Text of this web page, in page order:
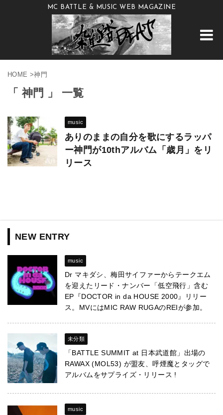
MC BATTLE & MUSIC WEB MAGAZINE
HOME >神門
「 神門 」 一覧
music
ありのままの自分を歌にするラッパ
ー神門が10thアルバム「歳月」をリ
リース
NEW ENTRY
music
Dr マキダシ、梅田サイファーからテークエム
を迎えたリード・ナンバー「低空飛行」含む
EP『DOCTOR in da HOUSE 2000』リリー
ス。MVにはMIC RAW RUGAのREIが参加。
未分類
「BATTLE SUMMIT at 日本武道館」出場の
RAWAX (MOL53) が盟友、呼煙魔とタッグで
アルバムをサプライズ・リリース !
music